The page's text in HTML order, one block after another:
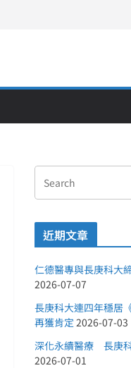
近期文章
仁德醫專與長庚科大
2026-07-07
長庚科大連四年穩居
再獲肯定 2026-07-03
深化永續醫療 長庚
2026-07-01